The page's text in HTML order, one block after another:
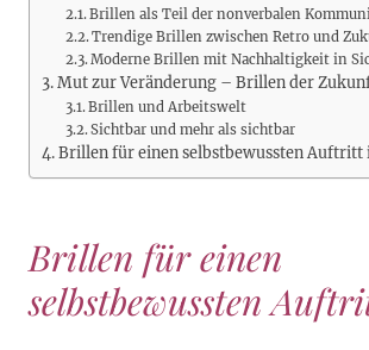
Brillen als Teil der nonverbalen
Trendige Brillen zwischen Retro und
Moderne Brillen mit Nachhaltigkeit in
Mut zur Veränderung – Brillen der
Brillen und Arbeitswelt
Sichtbar und mehr als sichtbar
Brillen für einen selbstbewussten Auftritt
Brillen für einen
selbstbewussten